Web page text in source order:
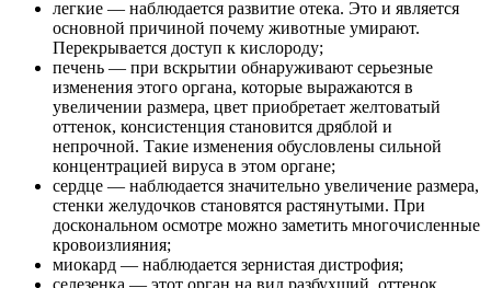
легкие — наблюдается развитие отека. Это и является
основной причиной почему животные умирают.
Перекрывается доступ к кислороду;
печень — при вскрытии обнаруживают серьезные
изменения этого органа, которые выражаются в
увеличении размера, цвет приобретает желтоватый
оттенок, консистенция становится дряблой и
непрочной. Такие изменения обусловлены сильной
концентрацией вируса в этом органе;
сердце — наблюдается значительно увеличение размера,
стенки желудочков становятся растянутыми. При
доскональном осмотре можно заметить многочисленные
кровоизлияния;
миокард — наблюдается зернистая дистрофия;
селезенка — этот орган на вид разбухший, оттенок